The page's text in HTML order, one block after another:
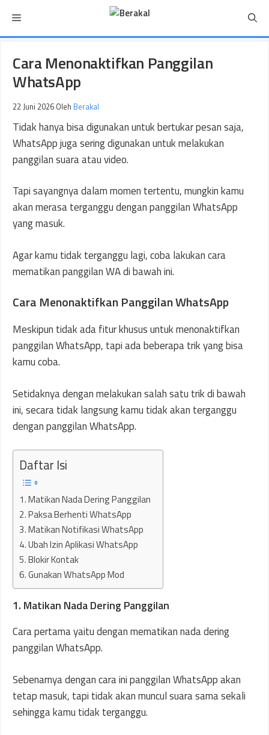
isi
Menu
Cara Menonaktifkan Panggilan
WhatsApp
22 Juni 2026 Oleh Berakal
Tidak hanya bisa digunakan untuk bertukar pesan saja,
WhatsApp juga sering digunakan untuk melakukan
panggilan suara atau video.
Tapi sayangnya dalam momen tertentu, mungkin kamu
akan merasa terganggu dengan panggilan WhatsApp
yang masuk.
Agar kamu tidak terganggu lagi, coba lakukan cara
mematikan panggilan WA di bawah ini.
Cara Menonaktifkan Panggilan WhatsApp
Meskipun tidak ada fitur khusus untuk menonaktifkan
panggilan WhatsApp, tapi ada beberapa trik yang bisa
kamu coba.
Setidaknya dengan melakukan salah satu trik di bawah
ini, secara tidak langsung kamu tidak akan terganggu
dengan panggilan WhatsApp.
Daftar Isi
1. Matikan Nada Dering Panggilan
2. Paksa Berhenti WhatsApp
3. Matikan Notifikasi WhatsApp
4. Ubah Izin Aplikasi WhatsApp
5. Blokir Kontak
6. Gunakan WhatsApp Mod
1. Matikan Nada Dering Panggilan
Cara pertama yaitu dengan mematikan nada dering
panggilan WhatsApp.
Sebenarnya dengan cara ini panggilan WhatsApp akan
tetap masuk, tapi tidak akan muncul suara sama sekali
sehingga kamu tidak terganggu.